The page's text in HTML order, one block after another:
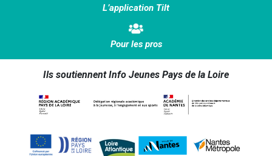
L’application Tilt
Pour les pros
Ils soutiennent Info Jeunes Pays de la Loire